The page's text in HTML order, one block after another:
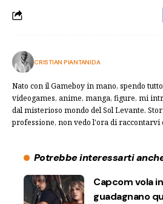
CRISTIAN PIANTANIDA
Nato con il Gameboy in mano, spendo
videogames, anime, manga, figure, mi
dal misterioso mondo del Sol Levante.
professione, non vedo l'ora di raccontarvi
Potrebbe interessarti
Capcom vola
guadagnano